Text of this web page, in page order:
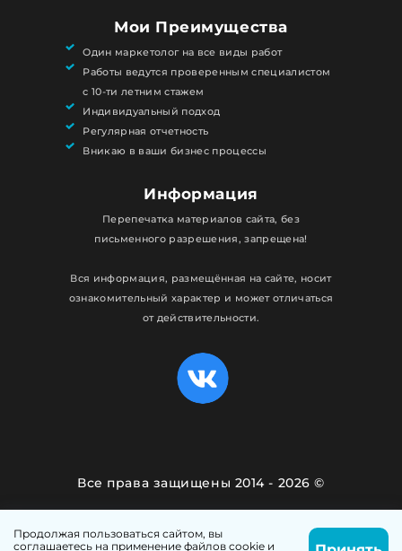
Мои Преимущества
Один маркетолог на все виды работ
Работы ведутся проверенным специалистом
с 10-ти летним стажем
Индивидуальный подход
Регулярная отчетность
Вникаю в ваши бизнес процессы
Информация
Перепечатка материалов сайта, без
письменного разрешения, запрещена!
Вся информация, размещённая на сайте, носит
ознакомительный характер и может отличаться
от действительности.
Все права защищены 2014 - 2026 ©
Продолжая пользоваться сайтом, вы
соглашаетесь на применение файлов cookie и